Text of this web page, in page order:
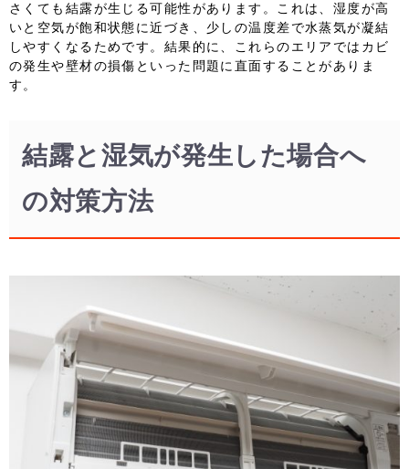
さくても結露が生じる可能性があります。これは、湿度が高
いと空気が飽和状態に近づき、少しの温度差で水蒸気が凝結
しやすくなるためです。結果的に、これらのエリアではカビ
の発生や壁材の損傷といった問題に直面することがありま
す。
結露と湿気が発生した場合へ
の対策方法